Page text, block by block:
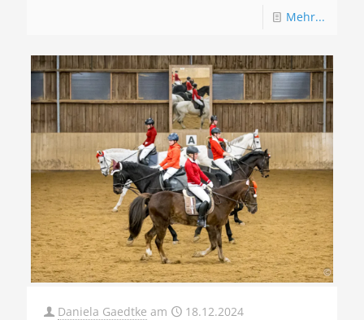
Mehr...
Daniela Gaedtke am 18.12.2024